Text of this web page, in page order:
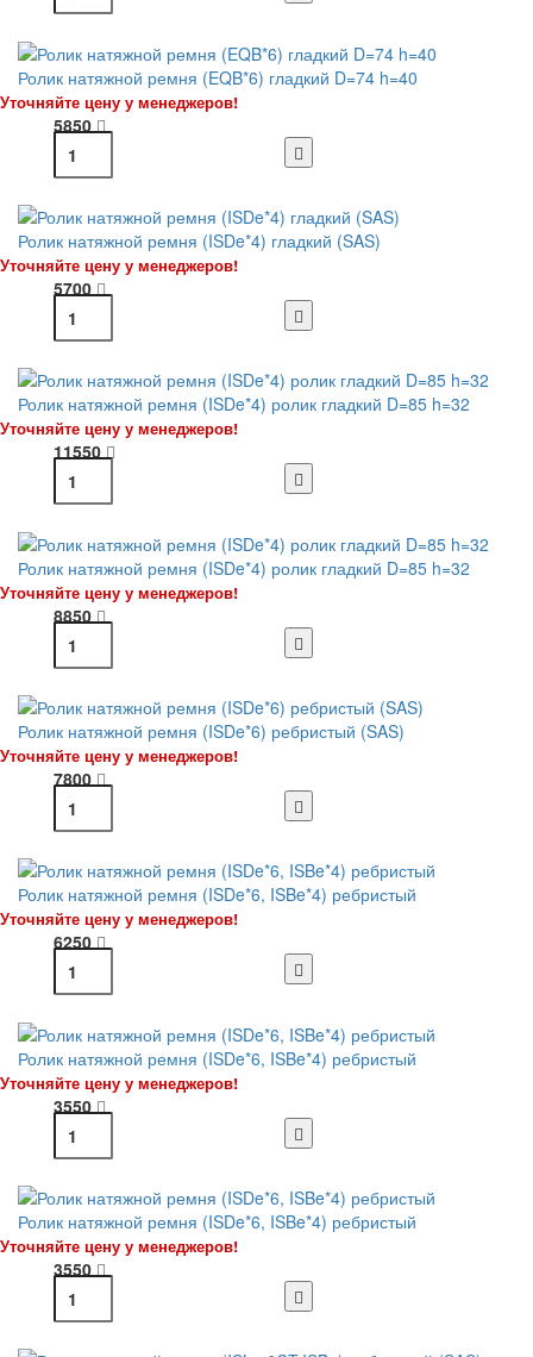
Ролик натяжной ремня (EQB*6) гладкий D=74 h=40
Уточняйте цену у менеджеров!
5850
Ролик натяжной ремня (ISDe*4) гладкий (SAS)
Уточняйте цену у менеджеров!
5700
Ролик натяжной ремня (ISDe*4) ролик гладкий D=85 h=32
Уточняйте цену у менеджеров!
11550
Ролик натяжной ремня (ISDe*4) ролик гладкий D=85 h=32
Уточняйте цену у менеджеров!
8850
Ролик натяжной ремня (ISDe*6) ребристый (SAS)
Уточняйте цену у менеджеров!
7800
Ролик натяжной ремня (ISDe*6, ISBe*4) ребристый
Уточняйте цену у менеджеров!
6250
Ролик натяжной ремня (ISDe*6, ISBe*4) ребристый
Уточняйте цену у менеджеров!
3550
Ролик натяжной ремня (ISDe*6, ISBe*4) ребристый
Уточняйте цену у менеджеров!
3550